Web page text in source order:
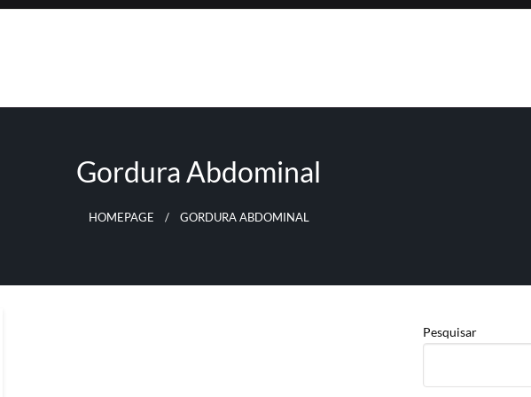
Gordura Abdominal
HOMEPAGE GORDURA ABDOMINAL
Pesquisar